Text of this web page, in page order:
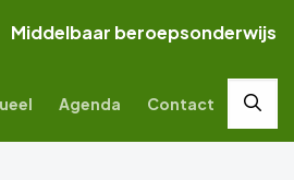
Middelbaar beroepsonderwijs
Agenda Contact